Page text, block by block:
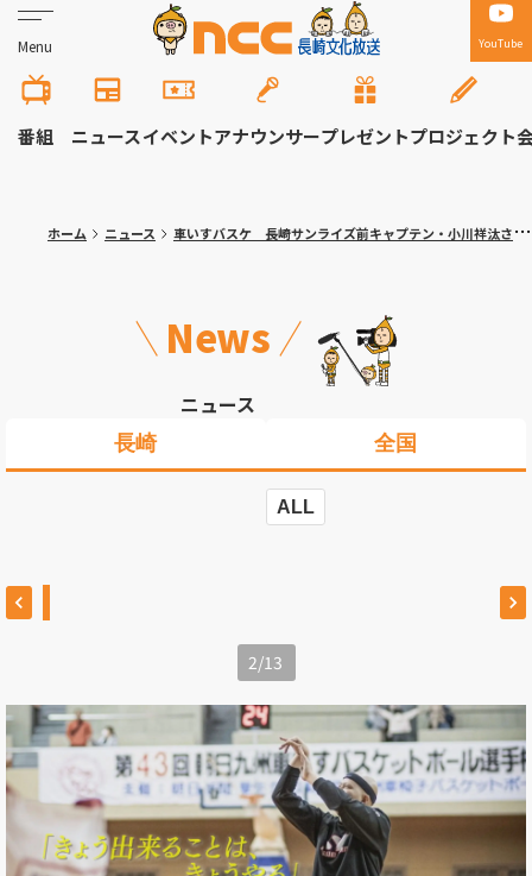
Menu YouTube
番組 ニュースイベントアナウンサープレゼントプロジェクト
ホーム ニュース 車いすバスケ 長崎サンライズ前キャプテン・小川祥汰さん追悼試合
News
ニュース
長崎 全国
ALL
2/13